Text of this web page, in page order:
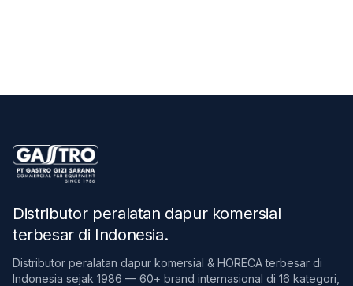
Distributor peralatan dapur komersial
terbesar di Indonesia.
Distributor peralatan dapur komersial & HORECA terbesar di
Indonesia sejak 1986 — 60+ brand internasional di 16 kategori,